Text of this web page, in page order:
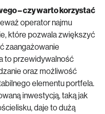
– czy warto korzystać
operator najmu
które pozwala zwiększyć
zaangażowanie
to przewidywalność
oraz możliwość
elementu portfela.
inwestycją, taką jak
daje to dużą